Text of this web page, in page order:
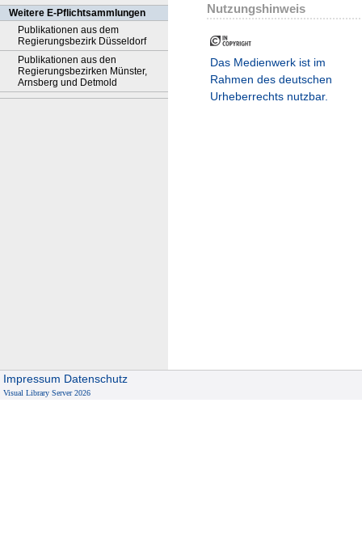
Weitere E-Pflichtsammlungen
Publikationen aus dem
Regierungsbezirk Düsseldorf
Publikationen aus den
Regierungsbezirken Münster,
Arnsberg und Detmold
Nutzungshinweis
Das Medienwerk ist im
Rahmen des deutschen
Urheberrechts nutzbar.
Impressum Datenschutz
Visual Library Server 2026